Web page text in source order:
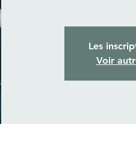
Les
Voir